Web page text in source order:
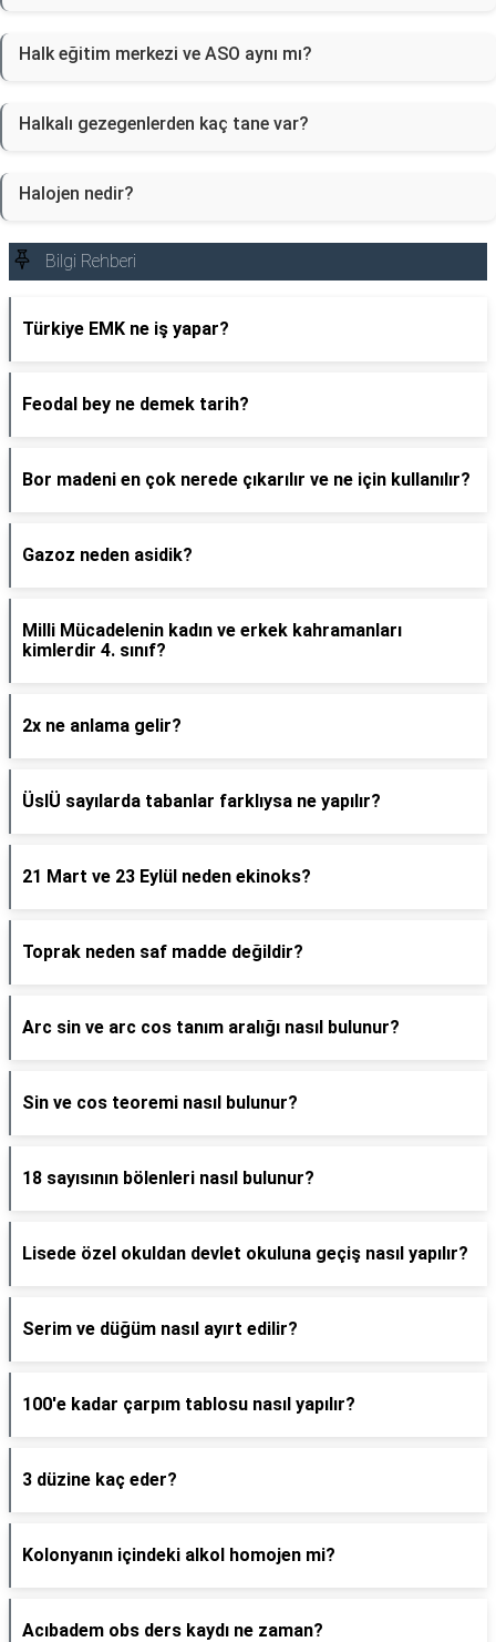
Halk eğitim merkezi ve ASO aynı mı?
Halkalı gezegenlerden kaç tane var?
Halojen nedir?
Bilgi Rehberi
Türkiye EMK ne iş yapar?
Feodal bey ne demek tarih?
Bor madeni en çok nerede çıkarılır ve ne için kullanılır?
Gazoz neden asidik?
Milli Mücadelenin kadın ve erkek kahramanları
kimlerdir 4. sınıf?
2x ne anlama gelir?
ÜslÜ sayılarda tabanlar farklıysa ne yapılır?
21 Mart ve 23 Eylül neden ekinoks?
Toprak neden saf madde değildir?
Arc sin ve arc cos tanım aralığı nasıl bulunur?
Sin ve cos teoremi nasıl bulunur?
18 sayısının bölenleri nasıl bulunur?
Lisede özel okuldan devlet okuluna geçiş nasıl yapılır?
Serim ve düğüm nasıl ayırt edilir?
100'e kadar çarpım tablosu nasıl yapılır?
3 düzine kaç eder?
Kolonyanın içindeki alkol homojen mi?
Acıbadem obs ders kaydı ne zaman?